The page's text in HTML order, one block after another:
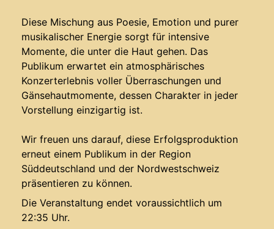
Diese Mischung aus Poesie, Emotion und purer
musikalischer Energie sorgt für intensive
Momente, die unter die Haut gehen. Das
Publikum erwartet ein atmosphärisches
Konzerterlebnis voller Überraschungen und
Gänsehautmomente, dessen Charakter in jeder
Vorstellung einzigartig ist.
Wir freuen uns darauf, diese Erfolgsproduktion
erneut einem Publikum in der Region
Süddeutschland und der Nordwestschweiz
präsentieren zu können.
Die Veranstaltung endet voraussichtlich um
22:35 Uhr.